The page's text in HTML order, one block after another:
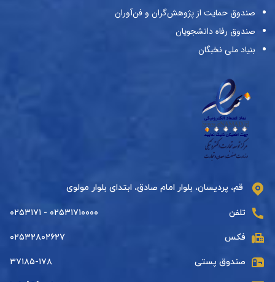
صندوق حمایت از پژوهش‌گران و فن‌آوران
صندوق رفاه دانشجویان
بنیاد ملی نخبگان
قم، پردیسان، بلوار امام صادق، ابتدای بلوار مولوی
تلفن ۰۲۵۳۱۷۱۰۰۰۰ - ۰۲۵۳۱۷۱
فکس ۰۲۵۳۲۸۰۲۶۲۷
صندوق پستی ۳۷۱۸۵-۱۷۸